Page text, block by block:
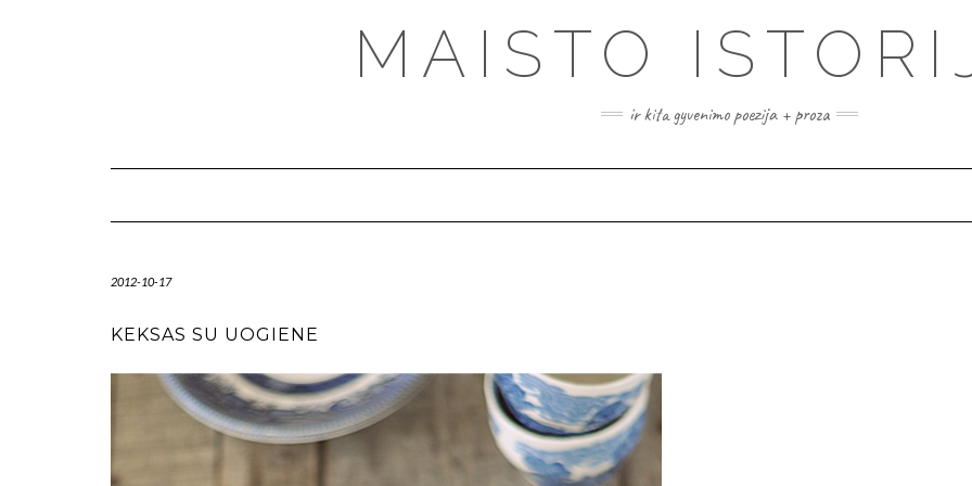
MAISTO
ir kita gyvenimo poezija + proza
2012-10-17
KEKSAS SU UOGIENE